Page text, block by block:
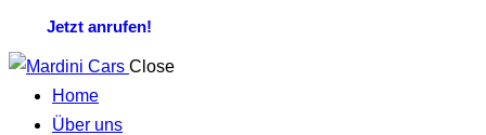
Jetzt anrufen!
Close
Home
Über uns